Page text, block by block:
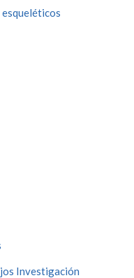
Investigación